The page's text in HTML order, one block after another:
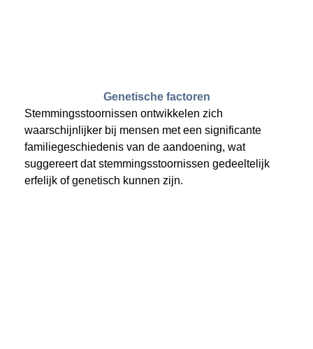
Stemmingsstoornissen ontwikkelen zich
waarschijnlijker bij mensen met een significante
familiegeschiedenis van de aandoening, wat
suggereert dat stemmingsstoornissen gedeeltelijk
erfelijk of genetisch kunnen zijn.
Genetische factoren